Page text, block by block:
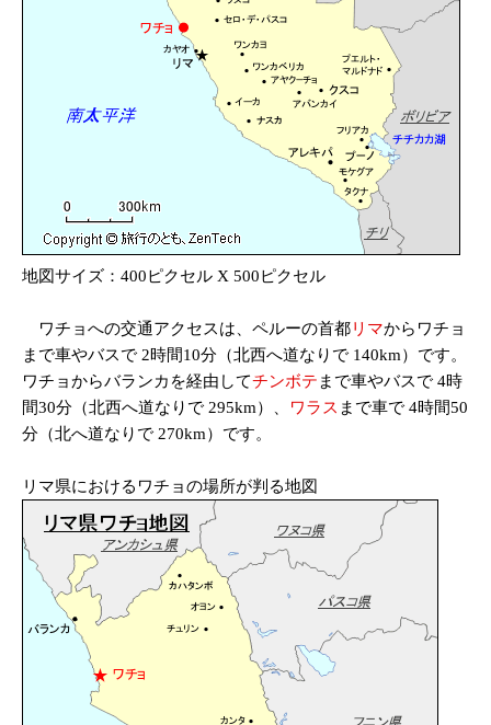
地図サイズ：400ピクセル X 500ピクセル
ワチョへの交通アクセスは、ペルーの首都リマからワチョ
まで車やバスで 2時間10分（北西へ道なりで 140km）です。
ワチョからバランカを経由してチンボテ まで車やバスで 4時
間30分（北西へ道なりで 295km）、
ワラス まで車で 4時間50
分（北へ道なりで 270km）です。
リマ県におけるワチョの場所が判る地図